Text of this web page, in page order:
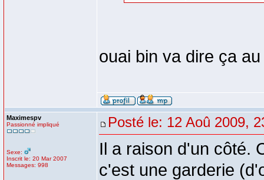
ouai bin va dire ça
Maximespv
Passionné impliqué
Sexe:
Inscrit le: 20 Mar 2007
Messages: 998
Posté le: 12 Aoû 2009,
Il a raison d'un côté.
c'est une garderie